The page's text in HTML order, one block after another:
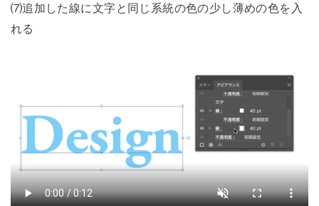
⑺追加した線に文字と同じ系統の色の少し薄めの色を入
れる